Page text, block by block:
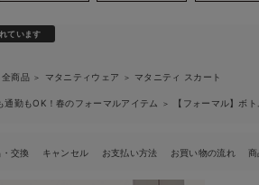
ています
全商品 ＞ マタニティウェア ＞ マタニティ スカート
通勤もOK！春のフォーマルアイテム ＞ 【フォーマル】ボト
交換 キャンセル お支払い方法 お買い物の流れ